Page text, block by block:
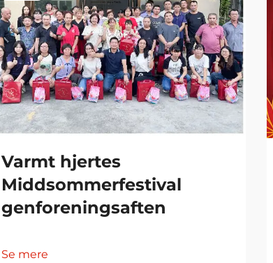
Varmt hjertes
Middsommerfestival
genforeningsaften
Se mere